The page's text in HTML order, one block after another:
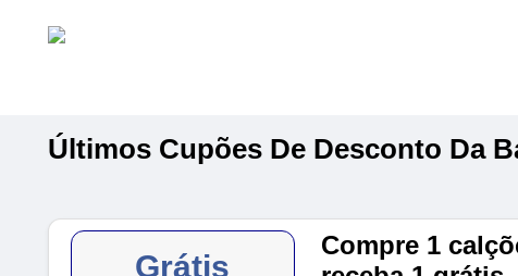
Últimos Cupões De Desconto Da
Grátis
Compre 1